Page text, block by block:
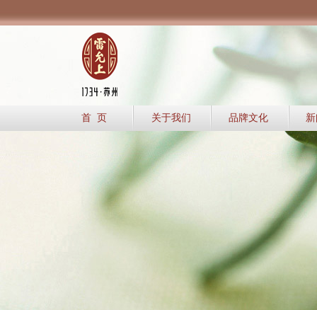
首 页 关于我们 品牌文化